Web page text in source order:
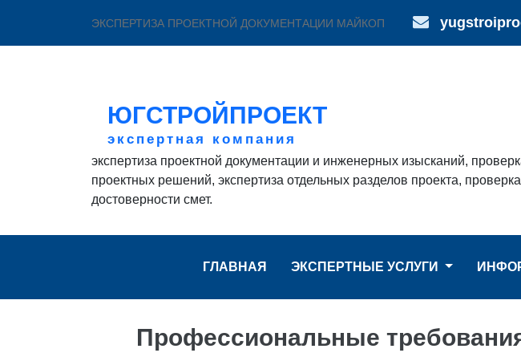
ЭКСПЕРТИЗА ПРОЕКТНОЙ ДОКУМЕНТАЦИИ МАЙКОП
ЮГСТРОЙПРОЕКТ
экспертная компания
экспертиза проектной документации и инженерных изысканий,
проектных решений, экспертиза отдельных разделов проекта, проверка
достоверности смет.
ГЛАВНАЯ ЭКСПЕРТНЫЕ УСЛУГИ
Профессиональные